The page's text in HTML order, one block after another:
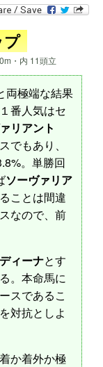
プ
・内 11頭立
両極端な結果
番人気はセ
リアント
でもあり、
。単勝回
ソーヴァリア
ことは間違
なので、前
ィーナとす
。本命馬に
スであるこ
対抗としよ
か着外か極